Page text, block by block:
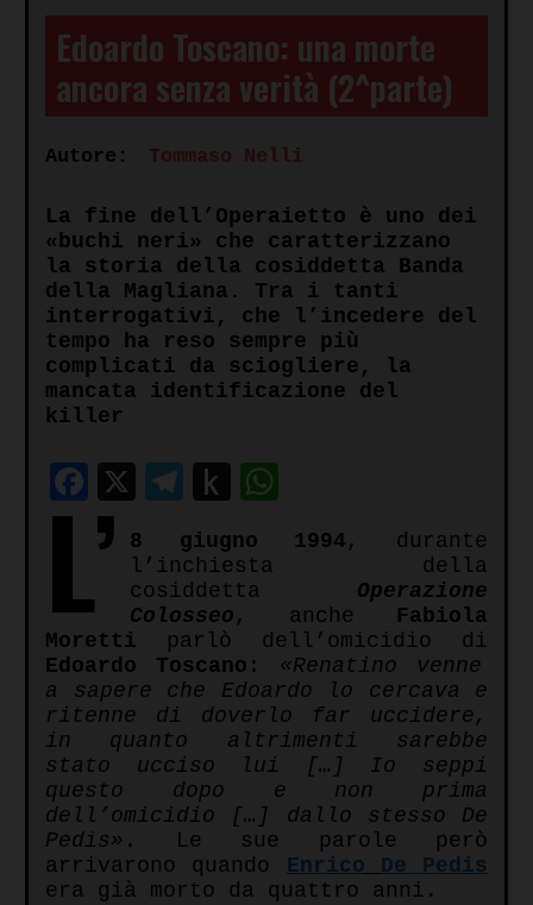
Edoardo Toscano: una morte
ancora senza verità (2^parte)
Autore: Tommaso Nelli
La fine dell’Operaietto è uno dei
«buchi neri» che caratterizzano
la storia della cosiddetta Banda
della Magliana. Tra i tanti
interrogativi, che l’incedere del
tempo ha reso sempre più
complicati da sciogliere, la
mancata identificazione del
killer
Facebook
X Telegram
Push
Kindle
L’ 8 giugno 1994 , durante
l’inchiesta della
cosiddetta Operazione
Colosseo , anche Fabiola
Moretti parlò dell’omicidio di
Edoardo Toscano :
«Renatino venne
a sapere che Edoardo lo cercava e
ritenne di doverlo far uccidere,
in quanto altrimenti sarebbe
stato ucciso lui […] Io seppi
questo dopo e non prima
dell’omicidio […] dallo stesso De
Pedis» . Le sue parole però
arrivarono quando Enrico
De Pedis
era già morto da quattro anni.